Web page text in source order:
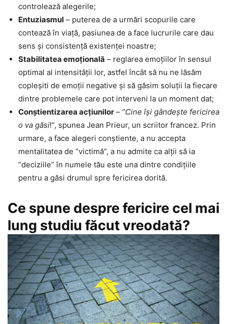
controlează alegerile;
Entuziasmul – puterea de a urmări scopurile care
contează în viaţă, pasiunea de a face lucrurile care dau
sens şi consistenţă existenţei noastre;
Stabilitatea emoţională – reglarea emoţiilor în sensul
optimal al intensităţii lor, astfel încât să nu ne lăsăm
copleşiti de emoţii negative şi să găsim soluţii la fiecare
dintre problemele care pot interveni la un moment dat;
Conştientizarea acţiunilor – “Cine îşi gândeşte fericirea
o va găsi!”, spunea Jean Prieur, un scriitor francez. Prin
urmare, a face alegeri conştiente, a nu accepta
mentalitatea de “victimă”, a nu admite ca alţii să ia
“deciziile” în numele tău este una dintre condiţiile
pentru a găsi drumul spre fericirea dorită.
Ce spune despre fericire cel mai
lung studiu făcut vreodată?